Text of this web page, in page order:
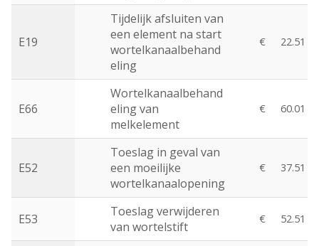
E19
Tijdelijk afsluiten van
een element na start
wortelkanaalbehand
eling
€ 22.51
E66
Wortelkanaalbehand
eling van
melkelement
€ 60.01
E52
Toeslag in geval van
een moeilijke
wortelkanaalopening
€ 37.51
E53
Toeslag verwijderen
van wortelstift
€ 52.51